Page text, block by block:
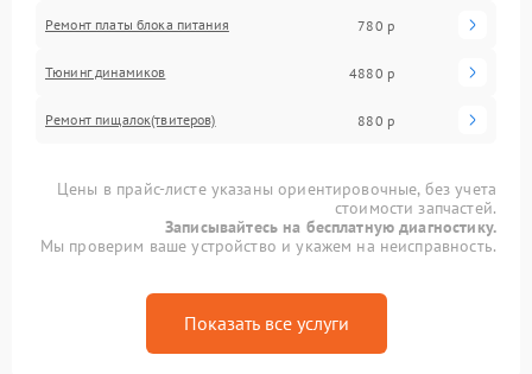
Ремонт платы блока питания 780 р
Тюнинг динамиков 4880 р
Ремонт пищалок(твитеров) 880 р
Цены в прайс-листе указаны ориентировочные, без учета
стоимости запчастей.
Записывайтесь на бесплатную диагностику.
Мы проверим ваше устройство и укажем на неисправность.
Показать все услуги